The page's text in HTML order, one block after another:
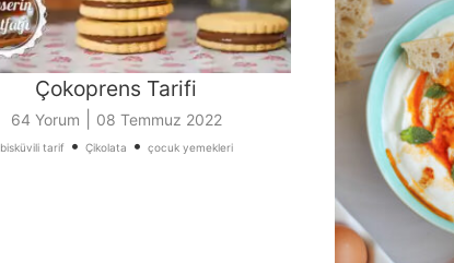
Çokoprens Tarifi
64 Yorum 08 Temmuz 2022
bisküvili tarif• Çikolata • çocuk yemekleri